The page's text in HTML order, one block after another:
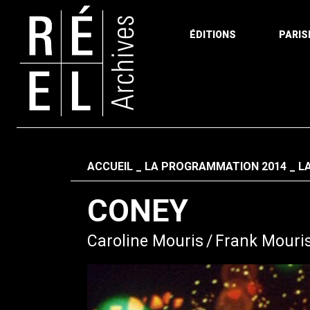
ÉDITIONS
Fil d'ariane
ACCUEIL LA PROGRAMMATION 2014
CONEY
Caroline Mouris Frank